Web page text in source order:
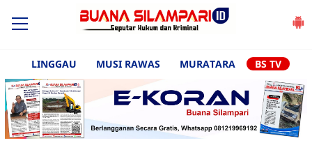
LINGGAU MUSI RAWAS MURATARA BS TV